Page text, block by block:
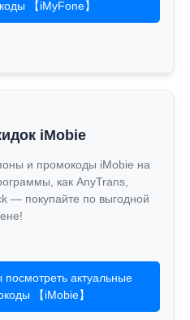
【iMyFone】
iMobie
и промокоды iMobie на
как AnyTrans,
— покупайте по выгодной
актуальные
【iMobie】